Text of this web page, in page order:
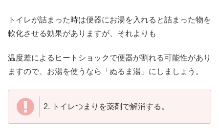
トイレが詰まった時は便器にお湯を入れると詰まった物を
軟化させる効果がありますが、それよりも
温度差によるヒートショックで便器が割れる可能性があり
ますので、お湯を使うなら「ぬるま湯」にしましょう。
2. トイレつまりを薬剤で解消する。